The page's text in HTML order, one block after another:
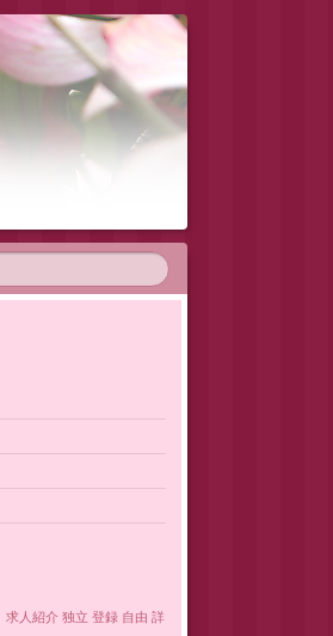
求人紹介 独立 登録 自由 詳